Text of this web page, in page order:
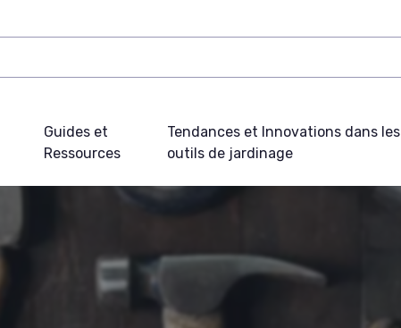
Guides et
Ressources
Tendances et Innovations dans les
outils de jardinage